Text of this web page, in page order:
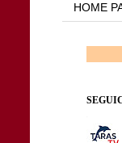
HOME